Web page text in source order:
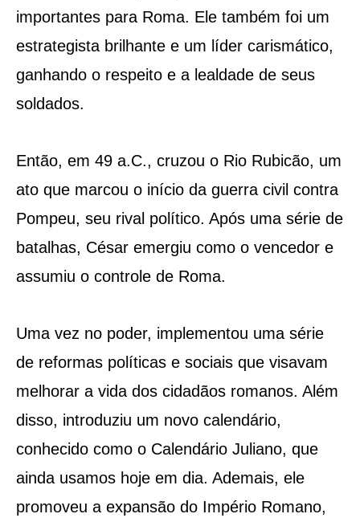
importantes para Roma. Ele também foi um
estrategista brilhante e um líder carismático,
ganhando o respeito e a lealdade de seus
soldados.
Então, em 49 a.C., cruzou o Rio Rubicão, um
ato que marcou o início da guerra civil contra
Pompeu, seu rival político. Após uma série de
batalhas, César emergiu como o vencedor e
assumiu o controle de Roma.
Uma vez no poder, implementou uma série
de reformas políticas e sociais que visavam
melhorar a vida dos cidadãos romanos. Além
disso, introduziu um novo calendário,
conhecido como o Calendário Juliano, que
ainda usamos hoje em dia. Ademais, ele
promoveu a expansão do Império Romano,